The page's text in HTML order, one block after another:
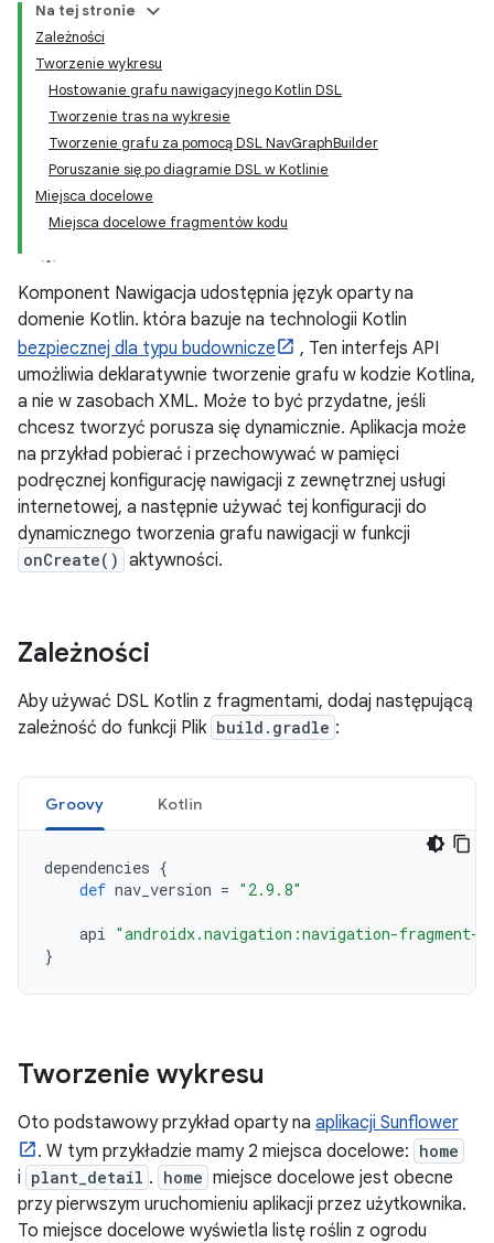
Na tej stronie
Zależności
Tworzenie wykresu
Hostowanie grafu nawigacyjnego Kotlin DSL
Tworzenie tras na wykresie
Tworzenie grafu za pomocą DSL NavGraphBuilder
Poruszanie się po diagramie DSL w Kotlinie
Miejsca docelowe
Miejsca docelowe fragmentów kodu
Komponent Nawigacja udostępnia język oparty na
domenie Kotlin. która bazuje na technologii Kotlin
bezpiecznej dla typu budownicze
, Ten interfejs API
umożliwia deklaratywnie tworzenie grafu w kodzie Kotlina,
a nie w zasobach XML. Może to być przydatne, jeśli
chcesz tworzyć porusza się dynamicznie. Aplikacja może
na przykład pobierać i przechowywać w pamięci
podręcznej konfigurację nawigacji z zewnętrznej usługi
internetowej, a następnie używać tej konfiguracji do
dynamicznego tworzenia grafu nawigacji w funkcji
onCreate() aktywności.
Zależności
Aby używać DSL Kotlin z fragmentami, dodaj następującą
zależność do funkcji Plik build.gradle :
Groovy Kotlin
dependencies {
def nav_version = "2.9.8"
api "androidx.navigation:navigation-fragment-
}
Tworzenie wykresu
Oto podstawowy przykład oparty na aplikacji Sunflower
. W tym przykładzie mamy 2 miejsca docelowe: home
i plant_detail . home miejsce docelowe jest obecne
przy pierwszym uruchomieniu aplikacji przez użytkownika.
To miejsce docelowe wyświetla listę roślin z ogrodu